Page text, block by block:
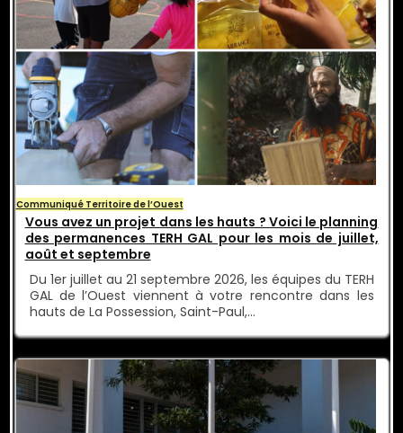
Communiqué Territoire de l’Ouest
Vous avez un projet dans les hauts ? Voici le planning
des permanences TERH GAL pour les mois de juillet,
août et septembre
Du 1er juillet au 21 septembre 2026, les équipes du TERH
GAL de l’Ouest viennent à votre rencontre dans les
hauts de La Possession, Saint-Paul,…